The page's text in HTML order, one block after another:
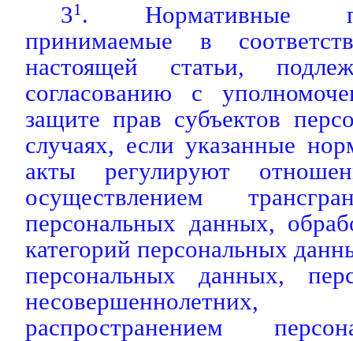
31 . Нормативные
принимаемые в
настоящей статьи,
согласованию с
защите прав субъектов
случаях, если указанные
акты регулируют
осуществлением
персональных данных,
категорий персональных
персональных данных,
несовершеннолетних,
распространением